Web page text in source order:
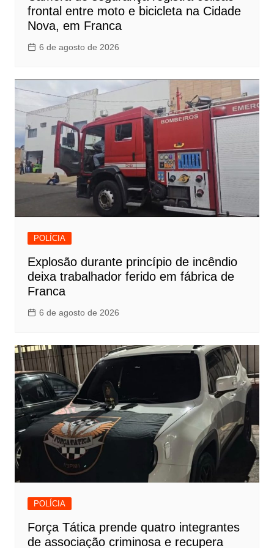
frontal entre moto e bicicleta na Cidade
Nova, em Franca
6 de agosto de 2026
POLÍCIA
Explosão durante princípio de incêndio
deixa trabalhador ferido em fábrica de
Franca
6 de agosto de 2026
POLÍCIA
Força Tática prende quatro integrantes
de associação criminosa e recupera